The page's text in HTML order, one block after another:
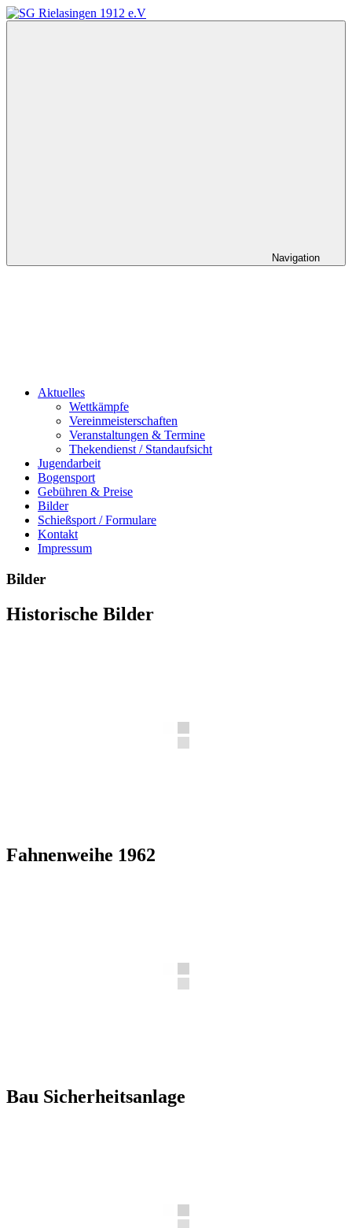
Zum
Inhalt
Navigation
Aktuelles
Wettkämpfe
Vereinmeisterschaften
Veranstaltungen & Termine
Thekendienst / Standaufsicht
Jugendarbeit
Bogensport
Gebühren & Preise
Bilder
Schießsport / Formulare
Kontakt
Impressum
Bilder
Historische Bilder
Fahnenweihe 1962
Bau Sicherheitsanlage